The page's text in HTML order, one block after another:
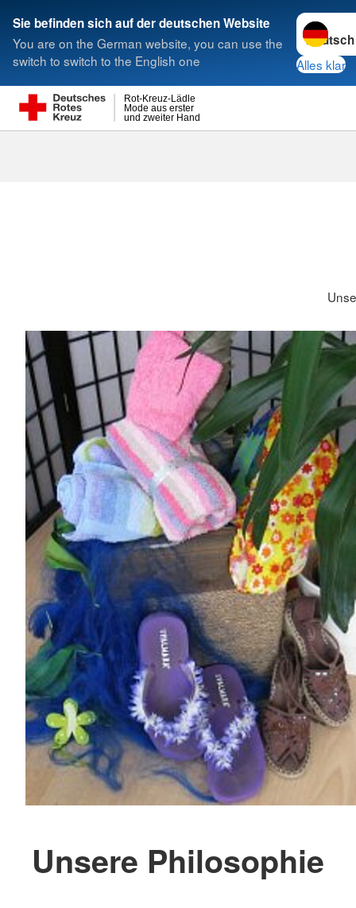
Sie befinden sich auf der deutschen Website
You are on the German website, you can use the
switch to switch to the English one
Sprache
Alles klar
und zweiter Hand
Mode aus erster
Rot-Kreuz-Lädle
Suche
Unsere Philosophie